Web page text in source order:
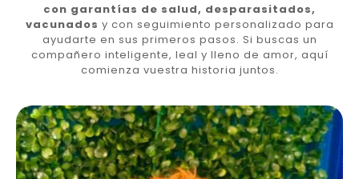
con garantías de salud, desparasitados,
vacunados y con seguimiento personalizado para
ayudarte en sus primeros pasos. Si buscas un
compañero inteligente, leal y lleno de amor, aquí
comienza vuestra historia juntos.